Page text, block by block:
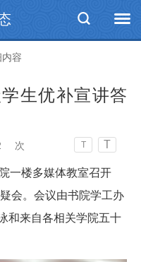
容
生优补宣讲答
次 T T
一楼多媒体教室召开
会。会议由书院学工办
和来自各相关学院五十